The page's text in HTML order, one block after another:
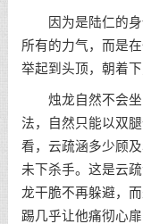
因为是陆仁的身
所有的力气，而是
举起到头顶，朝着
烛龙自然不会坐
法，自然只能以双
看，云疏涵多少顾
未下杀手。这是云
龙干脆不再躲避，
踢几乎让他痛彻心